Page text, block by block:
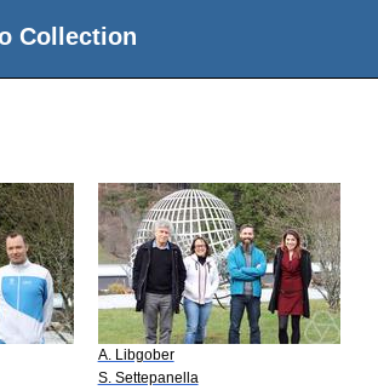
Collection
A. Libgober
S. Settepanella